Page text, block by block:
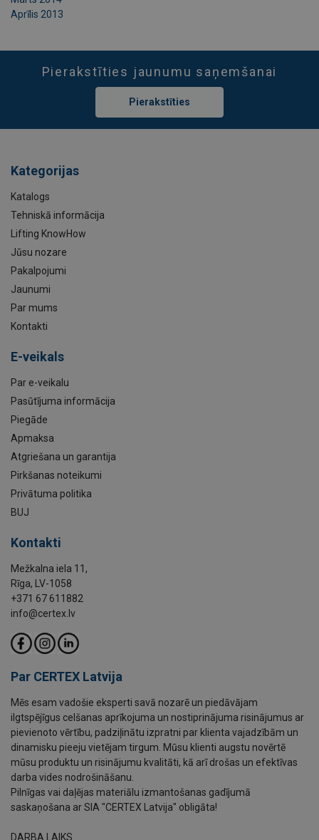
Aprīlis 2013
Pierakstīties jaunumu saņemšanai
Pierakstīties
Kategorijas
Katalogs
Tehniskā informācija
Lifting KnowHow
Jūsu nozare
Pakalpojumi
Jaunumi
Par mums
Kontakti
E-veikals
Par e-veikalu
Pasūtījuma informācija
Piegāde
Apmaksa
Atgriešana un garantija
Pirkšanas noteikumi
Privātuma politika
BUJ
Kontakti
Mežkalna iela 11,
Rīga, LV-1058
+371 67 611882
info@certex.lv
Par CERTEX Latvija
Mēs esam vadošie eksperti savā nozarē un piedāvājam
ilgtspējīgus celšanas aprīkojuma un nostiprinājuma risinājumus ar
pievienoto vērtību, padziļinātu izpratni par klienta vajadzībām un
dinamisku pieeju vietējam tirgum. Mūsu klienti augstu novērtē
mūsu produktu un risinājumu kvalitāti, kā arī drošas un efektīvas
darba vides nodrošināšanu.
Pilnīgas vai daļējas materiālu izmantošanas gadījumā
saskaņošana ar SIA "CERTEX Latvija" obligāta!
DARBA LAIKS